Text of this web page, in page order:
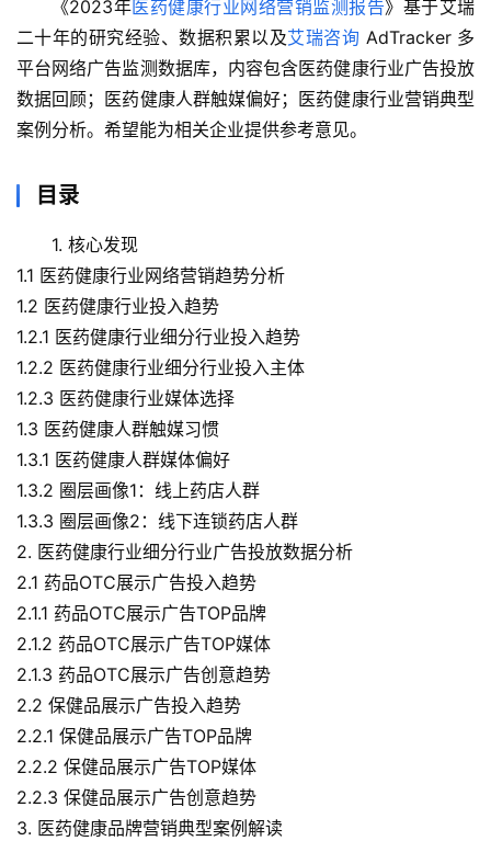
《2023年医药健康行业网络营销监测报告》基于艾瑞
二十年的研究经验、数据积累以及艾瑞咨询 AdTracker 多
平台网络广告监测数据库，内容包含医药健康行业广告投放
数据回顾；医药健康人群触媒偏好；医药健康行业营销典型
案例分析。希望能为相关企业提供参考意见。
目录
1. 核心发现
1.1 医药健康行业网络营销趋势分析
1.2 医药健康行业投入趋势
1.2.1 医药健康行业细分行业投入趋势
1.2.2 医药健康行业细分行业投入主体
1.2.3 医药健康行业媒体选择
1.3 医药健康人群触媒习惯
1.3.1 医药健康人群媒体偏好
1.3.2 圈层画像1：线上药店人群
1.3.3 圈层画像2：线下连锁药店人群
2. 医药健康行业细分行业广告投放数据分析
2.1 药品OTC展示广告投入趋势
2.1.1 药品OTC展示广告TOP品牌
2.1.2 药品OTC展示广告TOP媒体
2.1.3 药品OTC展示广告创意趋势
2.2 保健品展示广告投入趋势
2.2.1 保健品展示广告TOP品牌
2.2.2 保健品展示广告TOP媒体
2.2.3 保健品展示广告创意趋势
3. 医药健康品牌营销典型案例解读